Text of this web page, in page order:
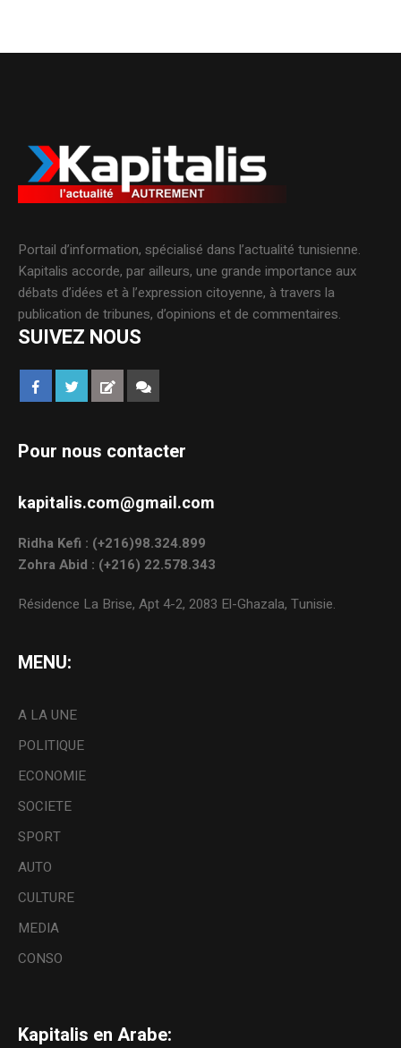
Portail d’information, spécialisé dans l’actualité tunisienne.
Kapitalis accorde, par ailleurs, une grande importance aux
débats d’idées et à l’expression citoyenne, à travers la
publication de tribunes, d’opinions et de commentaires.
SUIVEZ NOUS
Pour nous contacter
kapitalis.com@gmail.com
Ridha Kefi : (+216)98.324.899
Zohra Abid : (+216) 22.578.343
Résidence La Brise, Apt 4-2, 2083 El-Ghazala, Tunisie.
MENU:
A LA UNE
POLITIQUE
ECONOMIE
SOCIETE
SPORT
AUTO
CULTURE
MEDIA
CONSO
Kapitalis en Arabe: